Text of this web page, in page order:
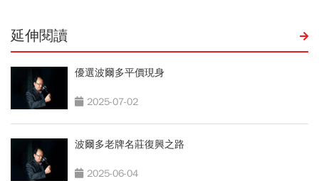
延伸閱讀
優選波爾多平價現身
2025-07-02
波爾多老牌名莊復興之路
2025-06-04